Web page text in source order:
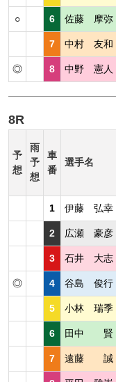
○ 6 佐藤 摩弥
7 中村 友和
◎ 8 中野 憲人
8R
予
想
雨
予
想
車
番
選手名
1 伊藤 弘幸
2 広瀬 豪彦
3 石井 大志
◎ 4 谷島 俊行
5 小林 瑞季
6 田中 賢
7 遠藤 誠